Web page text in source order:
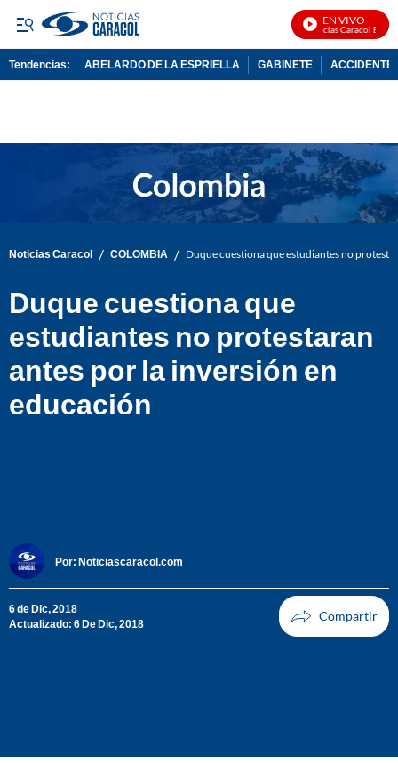
EN VIVO
Noticias Caracol En
Tendencias: ABELARDO DE LA ESPRIELLA GABINETE ACCIDENTE
Noticias Caracol / COLOMBIA / Duque cuestiona que estudiantes no
Duque cuestiona que
estudiantes no protestaran
antes por la inversión en
educación
Por: Noticiascaracol.com
6 de Dic, 2018
Actualizado: 6 De Dic, 2018